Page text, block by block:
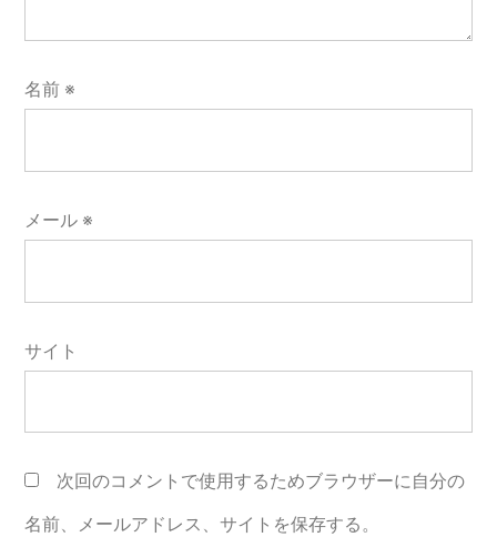
名前 ※
メール ※
サイト
次回のコメントで使用するためブラウザーに自分の
名前、メールアドレス、サイトを保存する。